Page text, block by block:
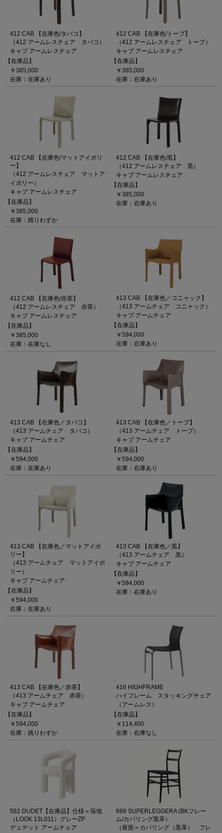
412 CAB 【在庫色/タバコ】
（412 アームレスチェア タバコ）
キャブ アームレスチェア
【在庫品】
￥385,000
在庫：在庫あり
412 CAB 【在庫色/トープ】
（412 アームレスチェア トープ）
キャブ アームレスチェア
【在庫品】
￥385,000
在庫：在庫あり
412 CAB 【在庫色/マットアイボリ
ー】
（412 アームレスチェア マットア
イボリー）
キャブ アームレスチェア
【在庫品】
￥385,000
在庫：残りわずか
412 CAB 【在庫色/黒】
（412 アームレスチェア 黒）
キャブ アームレスチェア
【在庫品】
￥385,000
在庫：在庫あり
412 CAB 【在庫色/赤茶】
（412 アームレスチェア 赤茶）
キャブ アームレスチェア
【在庫品】
￥385,000
在庫：在庫なし
413 CAB 【在庫色／コニャック】
（413 アームチェア コニャック）
キャブ アームチェア
【在庫品】
￥594,000
在庫：在庫あり
413 CAB 【在庫色／タバコ】
（413 アームチェア タバコ）
キャブ アームチェア
【在庫品】
￥594,000
在庫：在庫あり
413 CAB 【在庫色／トープ】
（413 アームチェア トープ）
キャブ アームチェア
【在庫品】
￥594,000
在庫：在庫あり
413 CAB 【在庫色／マットアイボ
リー】
（413 アームチェア マットアイボ
リー）
キャブ アームチェア
【在庫品】
￥594,000
在庫：在庫あり
413 CAB 【在庫色／黒】
（413 アームチェア 黒）
キャブ アームチェア
【在庫品】
￥594,000
在庫：在庫あり
413 CAB 【在庫色／赤茶】
（413 アームチェア 赤茶）
キャブ アームチェア
【在庫品】
￥594,000
在庫：残りわずか
416 HIGHFRAME
ハイフレーム スタッキングチェア
（アームレス）
【在庫品】
￥114,400
在庫：在庫なし
562 DUDET【在庫品】仕様＝張地
（LOOK 13L011）グレーZP
デュデット アームチェア
699 SUPERLEGGERA (BKフレー
ム/カバリング黒革）
（座面＝カバリング（黒革） フレ